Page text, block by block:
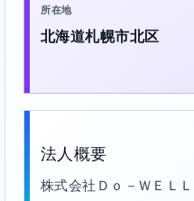
所在地
北海道札幌市北区
法人概要
株式会社Ｄｏ－ＷＥＬ